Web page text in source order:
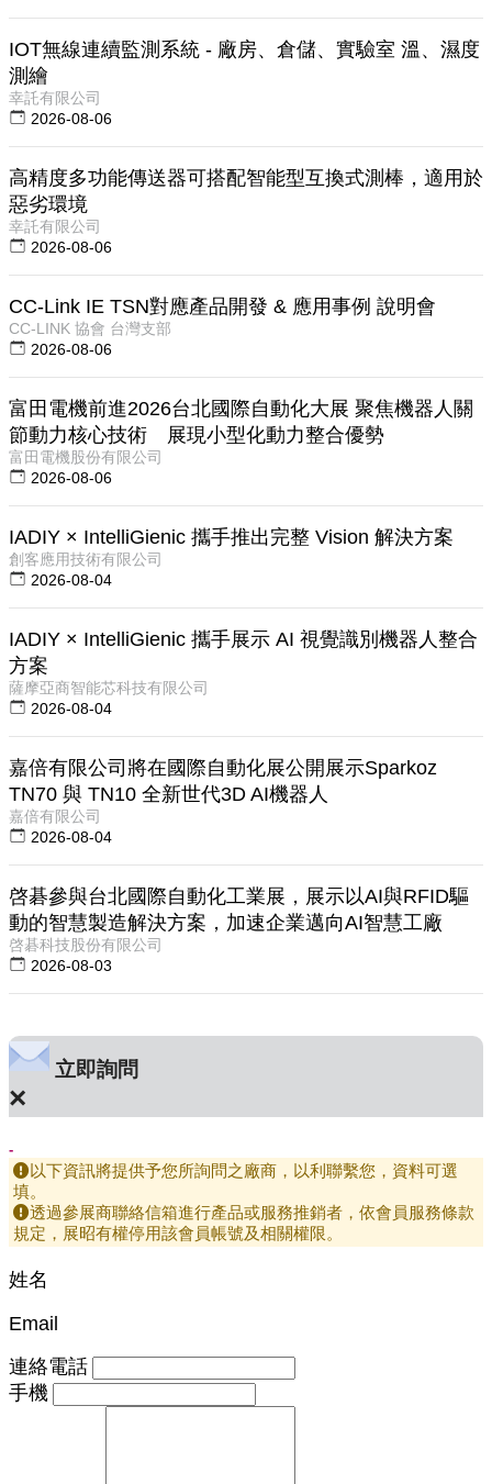
IOT無線連續監測系統 - 廠房、倉儲、實驗室 溫、濕度
測繪
幸託有限公司
2026-08-06
高精度多功能傳送器可搭配智能型互換式測棒，適用於
惡劣環境
幸託有限公司
2026-08-06
CC-Link IE TSN對應產品開發 & 應用事例 說明會
CC-LINK 協會 台灣支部
2026-08-06
富田電機前進2026台北國際自動化大展 聚焦機器人關
節動力核心技術 展現小型化動力整合優勢
富田電機股份有限公司
2026-08-06
IADIY × IntelliGienic 攜手推出完整 Vision 解決方案
創客應用技術有限公司
2026-08-04
IADIY × IntelliGienic 攜手展示 AI 視覺識別機器人整合
方案
薩摩亞商智能芯科技有限公司
2026-08-04
嘉倍有限公司將在國際自動化展公開展示Sparkoz
TN70 與 TN10 全新世代3D AI機器人
嘉倍有限公司
2026-08-04
啓碁參與台北國際自動化工業展，展示以AI與RFID驅
動的智慧製造解決方案，加速企業邁向AI智慧工廠
啓碁科技股份有限公司
2026-08-03
立即詢問
×
-
以下資訊將提供予您所詢問之廠商，以利聯繫您，資料可選
填。
透過參展商聯絡信箱進行產品或服務推銷者，依會員服務條款
規定，展昭有權停用該會員帳號及相關權限。
姓名
Email
連絡電話
手機